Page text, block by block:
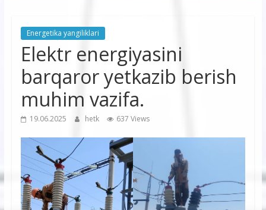
korxonasi”
Energetika yangiliklari
Elektr energiyasini
barqaror yetkazib berish
muhim vazifa.
19.06.2025 hetk 637 Views